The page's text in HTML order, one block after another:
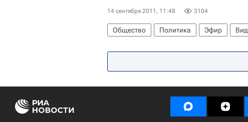
14 сентября 2011, 11:48 3104
Общество Политика Эфир